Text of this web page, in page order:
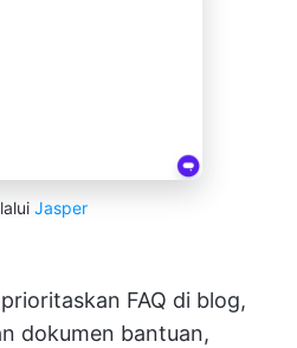
Jasper
FAQ di blog,
dokumen bantuan,